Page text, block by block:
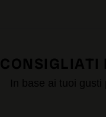
CONSIGLIATI
In base ai tuoi gusti